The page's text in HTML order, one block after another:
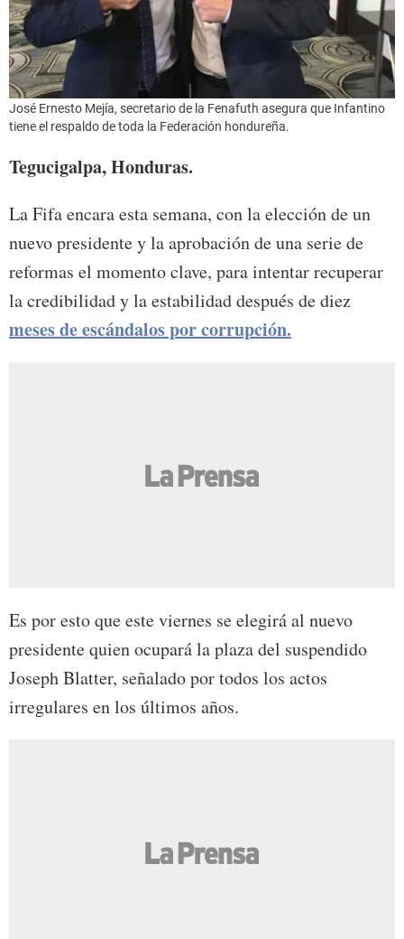
José Ernesto Mejía, secretario de la Fenafuth asegura que Infantino
tiene el respaldo de toda la Federación hondureña.
Tegucigalpa, Honduras.
La Fifa encara esta semana, con la elección de un
nuevo presidente y la aprobación de una serie de
reformas el momento clave, para intentar recuperar
la credibilidad y la estabilidad después de diez
meses de escándalos por corrupción.
Es por esto que este viernes se elegirá al nuevo
presidente quien ocupará la plaza del suspendido
Joseph Blatter, señalado por todos los actos
irregulares en los últimos años.